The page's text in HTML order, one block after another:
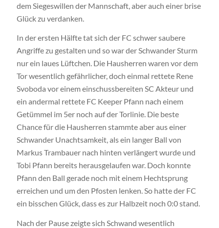
dem Siegeswillen der Mannschaft, aber auch einer brise
Glück zu verdanken.
In der ersten Hälfte tat sich der FC schwer saubere
Angriffe zu gestalten und so war der Schwander Sturm
nur ein laues Lüftchen. Die Hausherren waren vor dem
Tor wesentlich gefährlicher, doch einmal rettete Rene
Svoboda vor einem einschussbereiten SC Akteur und
ein andermal rettete FC Keeper Pfann nach einem
Getümmel im 5er noch auf der Torlinie. Die beste
Chance für die Hausherren stammte aber aus einer
Schwander Unachtsamkeit, als ein langer Ball von
Markus Trambauer nach hinten verlängert wurde und
Tobi Pfann bereits herausgelaufen war. Doch konnte
Pfann den Ball gerade noch mit einem Hechtsprung
erreichen und um den Pfosten lenken. So hatte der FC
ein bisschen Glück, dass es zur Halbzeit noch 0:0 stand.
Nach der Pause zeigte sich Schwand wesentlich